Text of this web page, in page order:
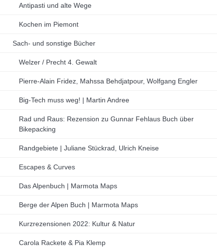
Antipasti und alte Wege
Kochen im Piemont
Sach- und sonstige Bücher
Welzer / Precht 4. Gewalt
Pierre-Alain Fridez, Mahssa Behdjatpour, Wolfgang Engler
Big-Tech muss weg! | Martin Andree
Rad und Raus: Rezension zu Gunnar Fehlaus Buch über
Bikepacking
Randgebiete | Juliane Stückrad, Ulrich Kneise
Escapes & Curves
Das Alpenbuch | Marmota Maps
Berge der Alpen Buch | Marmota Maps
Kurzrezensionen 2022: Kultur & Natur
Carola Rackete & Pia Klemp